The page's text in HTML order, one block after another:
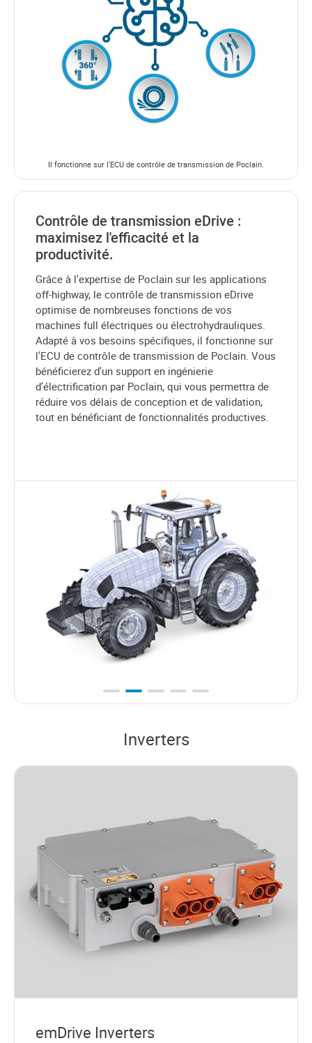
Il fonctionne sur l'ECU de contrôle de transmission de Poclain.
Contrôle de transmission eDrive :
maximisez l'efficacité et la
productivité.
Grâce à l'expertise de Poclain sur les applications
off-highway, le contrôle de transmission eDrive
optimise de nombreuses fonctions de vos
machines full électriques ou électrohydrauliques.
Adapté à vos besoins spécifiques, il fonctionne sur
l'ECU de contrôle de transmission de Poclain. Vous
bénéficierez d'un support en ingénierie
d’électrification par Poclain, qui vous permettra de
réduire vos délais de conception et de validation,
tout en bénéficiant de fonctionnalités productives.
Inverters
emDrive Inverters